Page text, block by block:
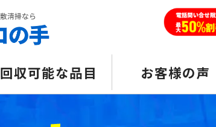
回収可能な品目 お客様の声